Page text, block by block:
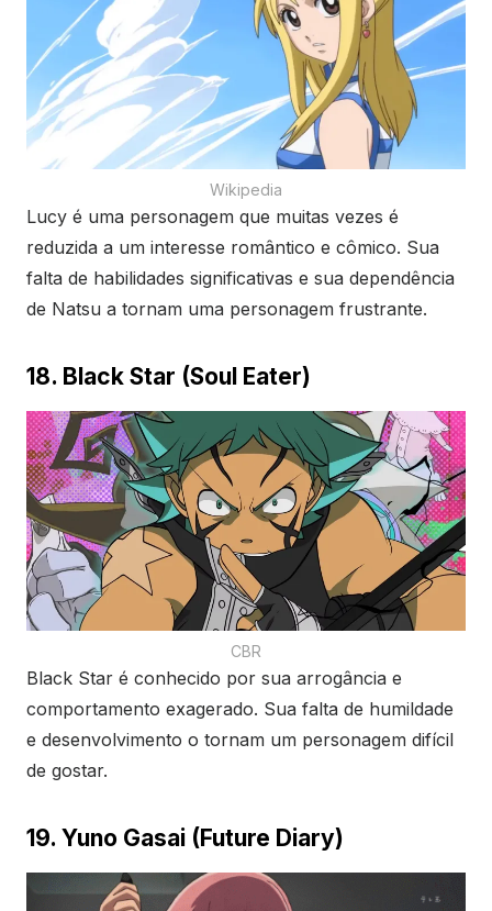
Wikipedia
Lucy é uma personagem que muitas vezes é
reduzida a um interesse romântico e cômico. Sua
falta de habilidades significativas e sua dependência
de Natsu a tornam uma personagem frustrante.
18. Black Star (Soul Eater)
CBR
Black Star é conhecido por sua arrogância e
comportamento exagerado. Sua falta de humildade
e desenvolvimento o tornam um personagem difícil
de gostar.
19. Yuno Gasai (Future Diary)